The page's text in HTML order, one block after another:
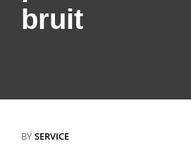
bruit
BY SERVICE